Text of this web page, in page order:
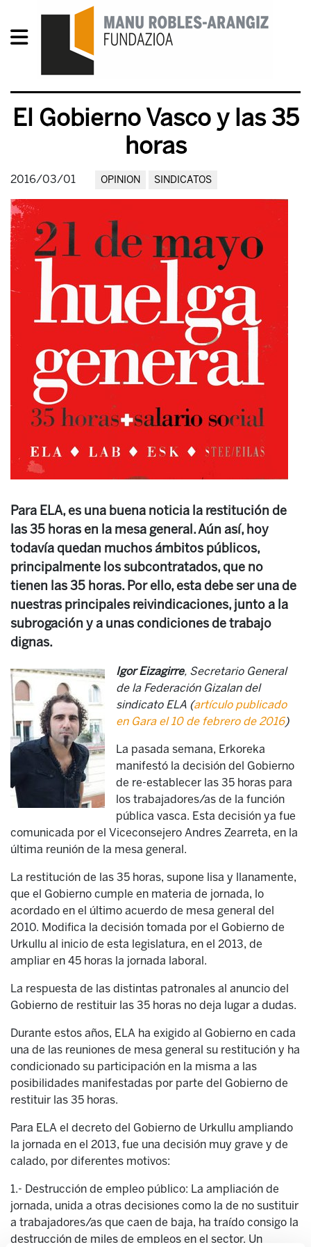
El Gobierno Vasco y las 35
horas
2016/03/01 OPINION SINDICATOS
Para ELA, es una buena noticia la restitución de
las 35 horas en la mesa general. Aún así, hoy
todavía quedan muchos ámbitos públicos,
principalmente los subcontratados, que no
tienen las 35 horas. Por ello, esta debe ser una de
nuestras principales reivindicaciones, junto a la
subrogación y a unas condiciones de trabajo
dignas.
Igor Eizagirre, Secretario General
de la Federación Gizalan del
sindicato ELA (artículo publicado
en Gara el 10 de febrero de 2016)
La pasada semana, Erkoreka
manifestó la decisión del Gobierno
de re-establecer las 35 horas para
los trabajadores/as de la función
pública vasca. Esta decisión ya fue
comunicada por el Viceconsejero Andres Zearreta, en la
última reunión de la mesa general.
La restitución de las 35 horas, supone lisa y llanamente,
que el Gobierno cumple en materia de jornada, lo
acordado en el último acuerdo de mesa general del
2010. Modifica la decisión tomada por el Gobierno de
Urkullu al inicio de esta legislatura, en el 2013, de
ampliar en 45 horas la jornada laboral.
La respuesta de las distintas patronales al anuncio del
Gobierno de restituir las 35 horas no deja lugar a dudas.
Durante estos años, ELA ha exigido al Gobierno en cada
una de las reuniones de mesa general su restitución y ha
condicionado su participación en la misma a las
posibilidades manifestadas por parte del Gobierno de
restituir las 35 horas.
Para ELA el decreto del Gobierno de Urkullu ampliando
la jornada en el 2013, fue una decisión muy grave y de
calado, por diferentes motivos:
1.- Destrucción de empleo público: La ampliación de
jornada, unida a otras decisiones como la de no sustituir
a trabajadores/as que caen de baja, ha traído consigo la
destrucción de miles de empleos en el sector. Un